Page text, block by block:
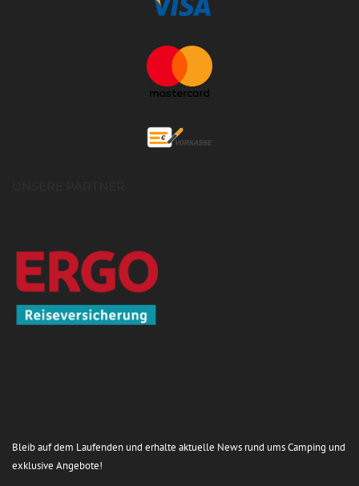
Bleib auf dem Laufenden und erhalte aktuelle News rund ums Camping und
exklusive Angebote!